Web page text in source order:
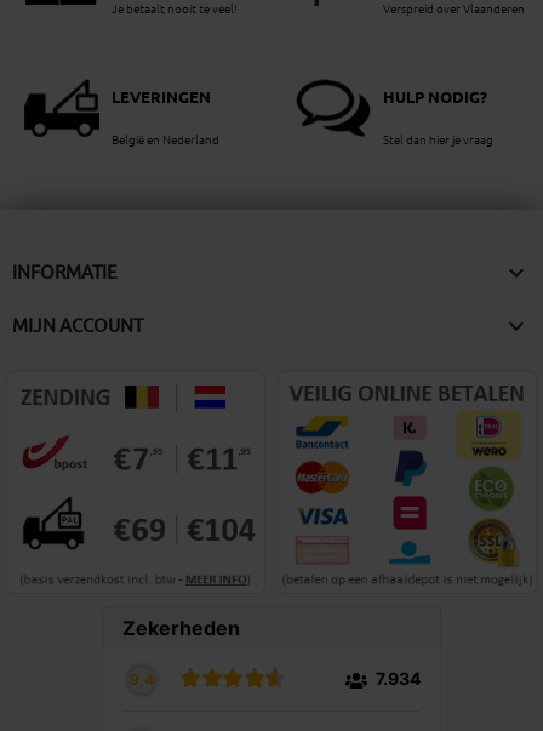
Je betaalt nooit te veel! Verspreid over Vlaanderen
LEVERINGEN
België en Nederland
HULP NODIG?
Stel dan hier je vraag
INFORMATIE 
MIJN ACCOUNT 